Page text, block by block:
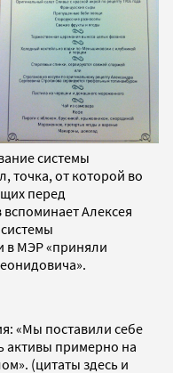
системы
точка, от которой во
перед
Алексея
в МЭР «приняли
«Мы поставили себе
активы примерно на
(цитаты здесь и